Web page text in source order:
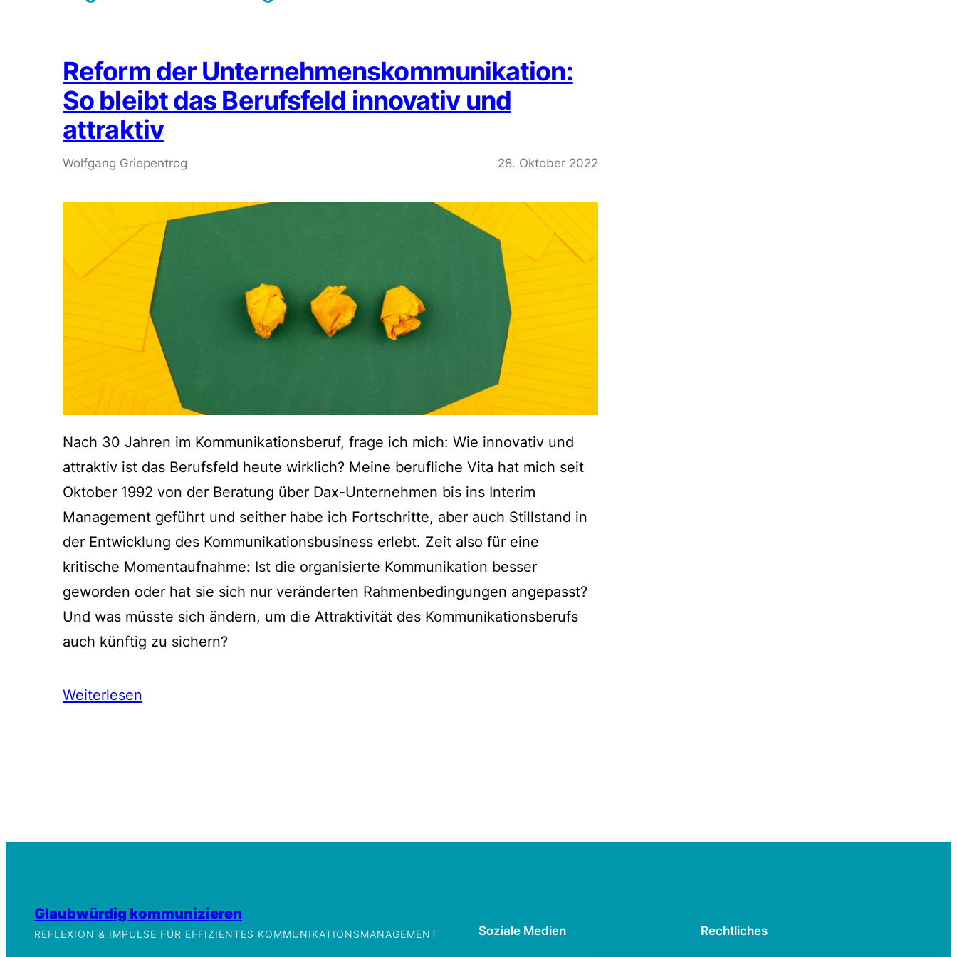
Reform der Unternehmenskommunikation:
So bleibt das Berufsfeld innovativ und
attraktiv
Wolfgang Griepentrog 28. Oktober 2022
Nach 30 Jahren im Kommunikationsberuf, frage ich mich: Wie innovativ und
attraktiv ist das Berufsfeld heute wirklich? Meine berufliche Vita hat mich seit
Oktober 1992 von der Beratung über Dax-Unternehmen bis ins Interim
Management geführt und seither habe ich Fortschritte, aber auch Stillstand in
der Entwicklung des Kommunikationsbusiness erlebt. Zeit also für eine
kritische Momentaufnahme: Ist die organisierte Kommunikation besser
geworden oder hat sie sich nur veränderten Rahmenbedingungen angepasst?
Und was müsste sich ändern, um die Attraktivität des Kommunikationsberufs
auch künftig zu sichern?
Weiterlesen
Glaubwürdig kommunizieren
REFLEXION & IMPULSE FÜR EFFIZIENTES KOMMUNIKATIONSMANAGEMENT Soziale Medien Rechtliches